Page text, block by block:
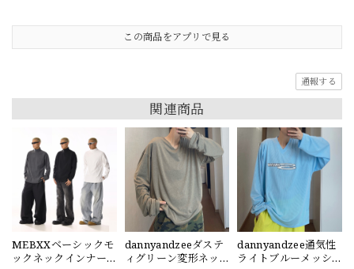
この商品をアプリで見る
通報する
関連商品
MEBXXベーシックモ
ックネックインナーT
dannyandzeeダステ
ィグリーン変形ネッ
dannyandzee通気性
ライトブルーメッシ